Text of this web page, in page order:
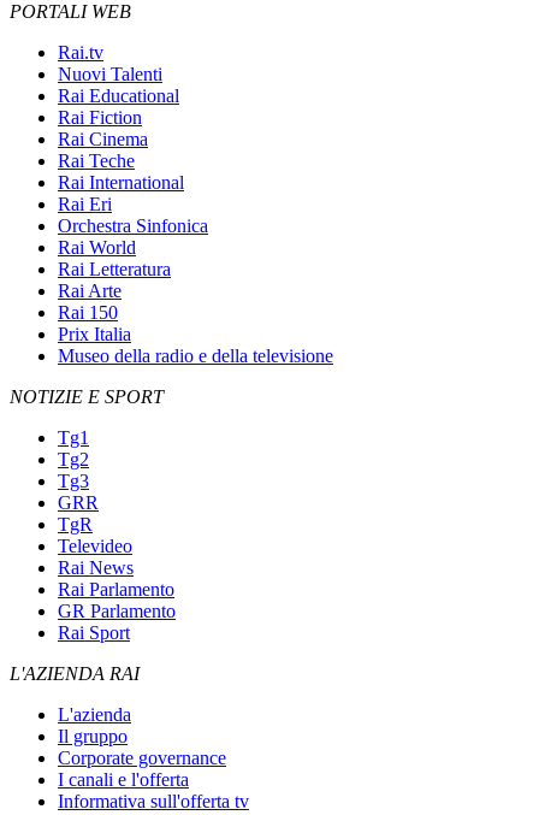
PORTALI WEB
Rai.tv
Nuovi Talenti
Rai Educational
Rai Fiction
Rai Cinema
Rai Teche
Rai International
Rai Eri
Orchestra Sinfonica
Rai World
Rai Letteratura
Rai Arte
Rai 150
Prix Italia
Museo della radio e della televisione
NOTIZIE E SPORT
Tg1
Tg2
Tg3
GRR
TgR
Televideo
Rai News
Rai Parlamento
GR Parlamento
Rai Sport
L'AZIENDA RAI
L'azienda
Il gruppo
Corporate governance
I canali e l'offerta
Informativa sull'offerta tv